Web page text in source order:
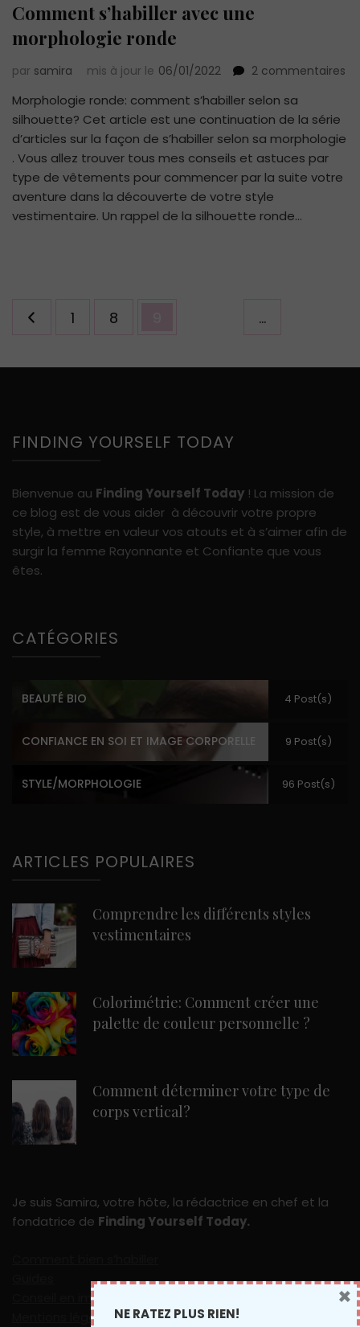
Comment s’habiller avec une
morphologie ronde
par samira mis à jour le 06/01/2022 2 commentaires
Morphologie ronde: comment s’habiller selon sa
silhouette? Cet article est une continuation de la série
d’articles sur la façon de s’habiller selon sa morphologie
. Vous allez trouver tous mes conseils et astuces par
type de vêtements pour commencer par la suite votre
aventure dans la découverte de votre style
vestimentaire. Un rappel de la silhouette ronde…
Pagination
des Page
1 …
Page
8
FINDING YOURSELF TODAY
Bienvenue au Finding Yourself Today ! La mission de
ce blog est de vous aider à découvrir votre propre
style, à mettre en valeur vos atouts et à s’aimer afin de
surgir la femme Rayonnante et Confiante que vous
êtes.
CATÉGORIES
BEAUTÉ BIO 4 Post(s)
CONFIANCE EN SOI ET IMAGE CORPORELLE 9 Post(s)
STYLE/MORPHOLOGIE 96 Post(s)
ARTICLES POPULAIRES
Comprendre les différents styles
vestimentaires
Colorimétrie: Comment créer une
palette de couleur personnelle ?
Comment déterminer votre type de
corps vertical?
Je suis Samira, votre hôte, la rédactrice en chef et la
fondatrice de Finding Yourself Today.
Conseil en image en ligne
Mentions légales NE RATEZ PLUS RIEN!
×